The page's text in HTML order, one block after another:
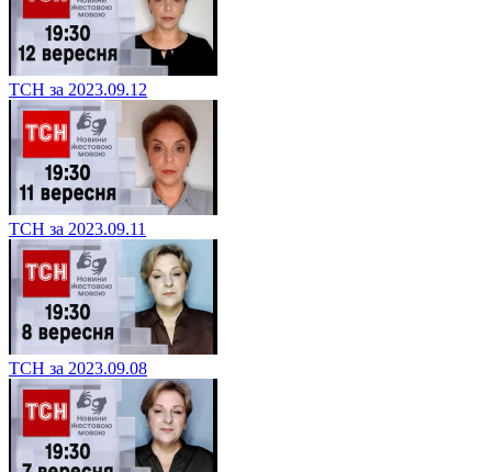
ТСН за 2023.09.12
ТСН за 2023.09.11
ТСН за 2023.09.08